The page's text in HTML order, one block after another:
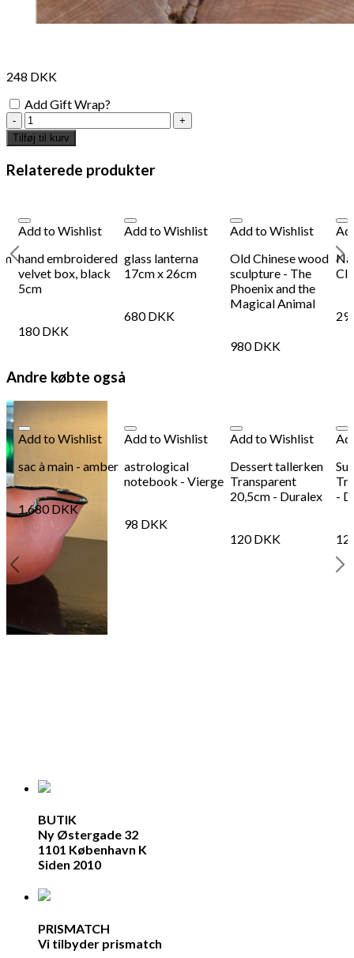
248 DKK
Add Gift Wrap?
luce
candle
holder
-
brown
Tilføj til kurv
Relaterede produkter
Add to Wishlist
hand embroidered
velvet box, black
5cm
180DKK
Add to Wishlist
glass lanterna
17cm x 26cm
680DKK
Add to Wishlist
Old Chinese wood
sculpture - The
Phoenix and the
Magical Animal
980DKK
Andre købte også
Add to Wishlist
sac à main - amber
1.680DKK
Add to Wishlist
astrological
notebook - Vierge
98 DKK
Add to Wishlist
Dessert tallerken
Transparent
20,5cm - Duralex
120DKK
-
BUTIK
Ny Østergade 32
1101 København K
Siden 2010
PRISMATCH
Vi tilbyder prismatch